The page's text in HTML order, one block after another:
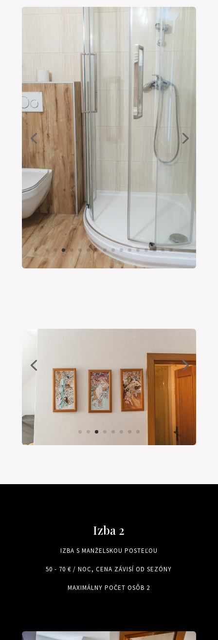
Izba 2
IZBA S MANŽELSKOU POSTEĽOU
50 - 70 € / NOC, CENA ZÁVISÍ OD SEZÓNY
MAXIMÁLNY POČET OSÔB 2